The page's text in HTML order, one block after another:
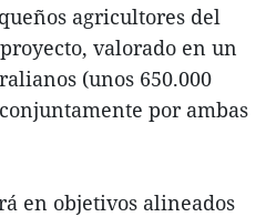
agricultores del
valorado en un
(unos 650.000
por ambas
en objetivos alineados